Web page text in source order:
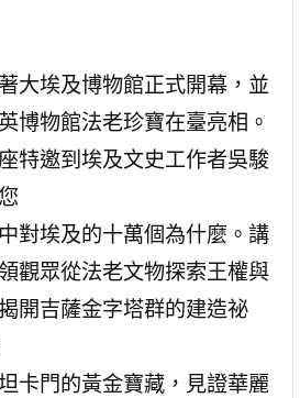
大埃及博物館正式開幕，並
博物館法老珍寶在臺亮相。
特邀到埃及文史工作者吳駿
對埃及的十萬個為什麼。講
觀眾從法老文物探索王權與
開吉薩金字塔群的建造祕
卡門的黃金寶藏，見證華麗